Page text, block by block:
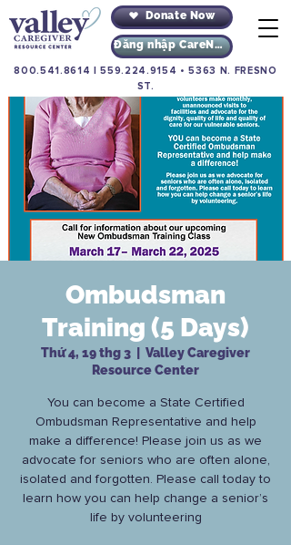
Donate Now
Đăng nhập CareNav
800.541.8614 |559.224.9154 •5363 N. FRESNO
ST.
Ombudsman
Training (5 Days)
Thứ 4, 19 thg 3
Valley Caregiver
Resource Center
You can become a State Certified
Ombudsman Representative and help
make a difference! Please join us as we
advocate for seniors who are often alone,
isolated and forgotten. Please call today to
learn how you can help change a senior’s
life by volunteering